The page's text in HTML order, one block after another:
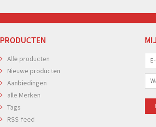
PRODUCTEN
Alle producten
Nieuwe producten
Aanbiedingen
alle Merken
Tags
RSS-feed